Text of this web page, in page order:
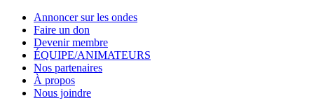
Annoncer sur les ondes
Faire un don
Devenir membre
ÉQUIPE/ANIMATEURS
Nos partenaires
À propos
Nous joindre